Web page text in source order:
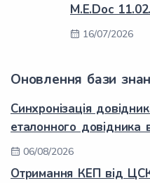
M.E.Doc
16/07/2026
Оновлення бази
Синхронізація
еталонного
06/08/2026
Отримання КЕП від